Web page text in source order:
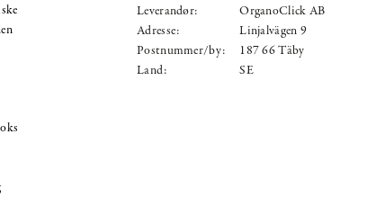
Leverandør:
OrganoClick AB
Adresse:
Linjalvägen 9
Postnummer/by:
187 66 Täby
Land:
SE